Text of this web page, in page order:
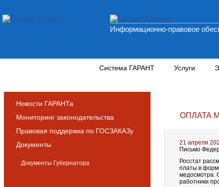
Информационно-правовое
Система ГАРАНТ Услуги
Новости ГАРАНТа
Мониторинг законодательства
Правовая поддержка по ГОСЗАКАЗу
Документы
Документы Губернатора
ОПЛАТА
21 апреля
Письмо
Росстат
платы в
медосмотра.
работники